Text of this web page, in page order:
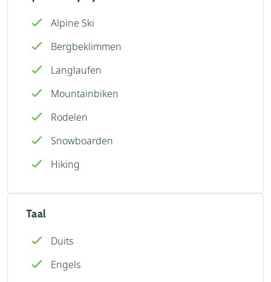
Alpine Ski
Bergbeklimmen
Langlaufen
Mountainbiken
Rodelen
Snowboarden
Hiking
Taal
Duits
Engels